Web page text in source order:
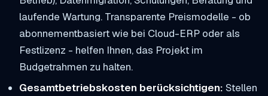
laufende Wartung. Transparente Preismodelle - ob
abonnementbasiert wie bei Cloud-ERP oder als
Festlizenz - helfen Ihnen, das Projekt im
Budgetrahmen zu halten.
Gesamtbetriebskosten berücksichtigen: Stellen